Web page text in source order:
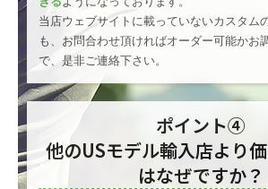
当店ウェブサイトに載っていないカスタム
も、お問合わせ頂ければオーダー可能かお
で、是非ご連絡下さい。
ポイント④
他のUSモデル輸入店より
はなぜですか？